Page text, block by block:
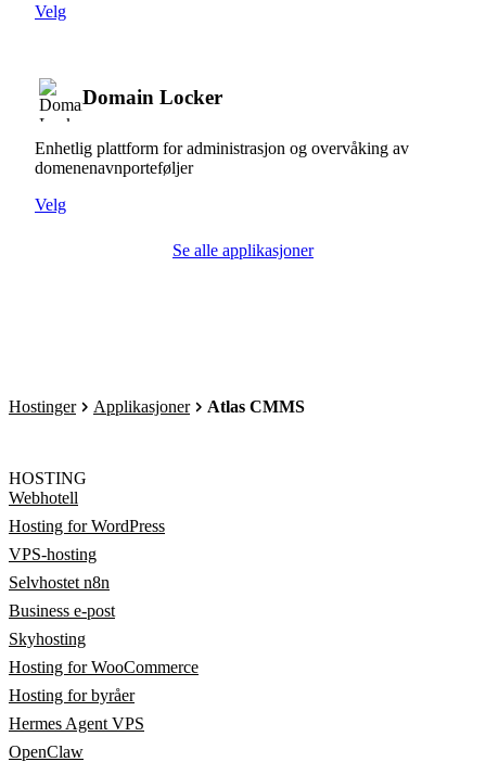
Velg
Domain Locker
Enhetlig plattform for administrasjon og overvåking av
domenenavnporteføljer
Velg
Se alle applikasjoner
Hostinger Applikasjoner Atlas CMMS
HOSTING
Webhotell
Hosting for WordPress
VPS-hosting
Selvhostet n8n
Business e-post
Skyhosting
Hosting for WooCommerce
Hosting for byråer
Hermes Agent VPS
OpenClaw